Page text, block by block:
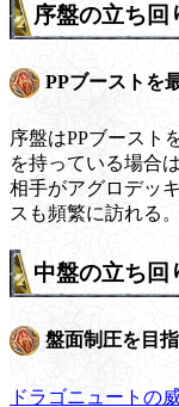
序盤の立ち回
PPブーストを
序盤はPPブースト
を持っている場合
相手がアグロデッ
スも頻繁に訪れる。
中盤の立ち回
盤面制圧を目
ドラゴニュートの